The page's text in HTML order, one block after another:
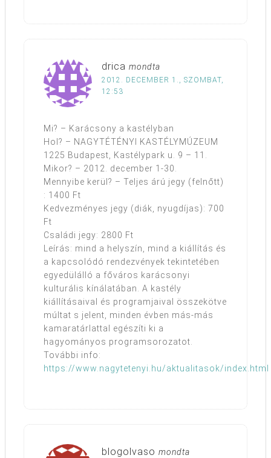
drica mondta
2012. DECEMBER 1., SZOMBAT,
12:53
Mi? – Karácsony a kastélyban
Hol? – NAGYTÉTÉNYI KASTÉLYMÚZEUM
1225 Budapest, Kastélypark u. 9 – 11.
Mikor? – 2012. december 1-30.
Mennyibe kerül? – Teljes árú jegy (felnőtt)
: 1400 Ft
Kedvezményes jegy (diák, nyugdíjas): 700
Ft
Családi jegy: 2800 Ft
Leírás: mind a helyszín, mind a kiállítás és
a kapcsolódó rendezvények tekintetében
egyedülálló a főváros karácsonyi
kulturális kínálatában. A kastély
kiállításaival és programjaival összekötve
múltat s jelent, minden évben más-más
kamaratárlattal egészíti ki a
hagyományos programsorozatot.
További info:
https://www.nagytetenyi.hu/aktualitasok/index.html
blogolvaso mondta